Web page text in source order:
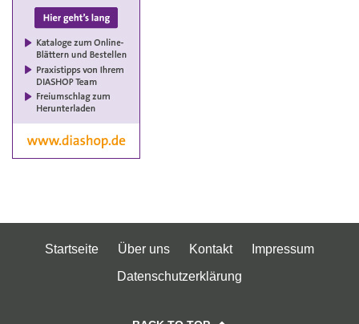
Startseite Über uns Kontakt
Impressum
Datenschutzerklärung